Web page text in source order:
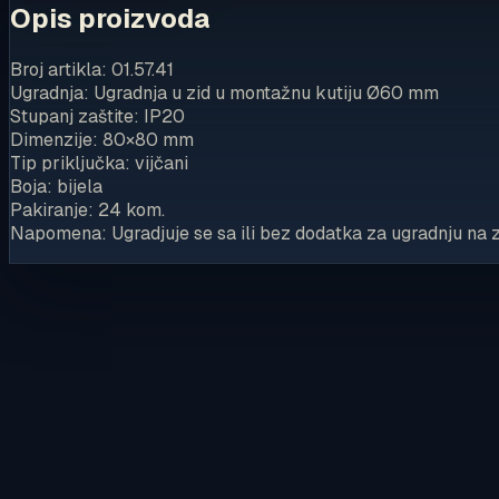
Opis proizvoda
Broj artikla: 01.57.41
Ugradnja: Ugradnja u zid u montažnu kutiju Ø60 mm
Stupanj zaštite: IP20
Dimenzije: 80×80 mm
Tip priključka: vijčani
Boja: bijela
Pakiranje: 24 kom.
Napomena: Ugradjuje se sa ili bez dodatka za ugradnju na